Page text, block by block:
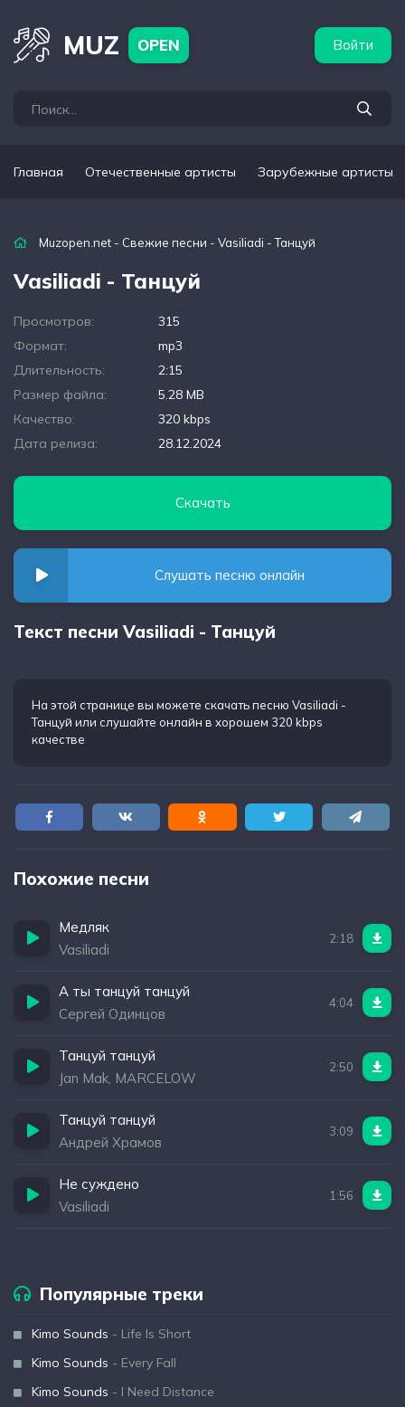
MUZ OPEN Войти
Главная Отечественные артисты Зарубежные артисты
Muzopen.net - Свежие песни - Vasiliadi - Танцуй
Vasiliadi - Танцуй
Просмотров:
315
Формат:
mp3
Длительность:
2:15
Размер файла:
5.28 MB
Качество:
320 kbps
Дата релиза:
28.12.2024
Скачать
Слушать песню онлайн
Текст песни Vasiliadi - Танцуй
На этой странице вы можете скачать песню Vasiliadi -
Танцуй или слушайте онлайн в хорошем 320 kbps
качестве
Похожие песни
Медляк
Vasiliadi
2:18
А ты танцуй танцуй
Сергей Одинцов
4:04
Танцуй танцуй
Jan Mak, MARCELOW
2:50
Танцуй танцуй
Андрей Храмов
3:09
Не суждено
Vasiliadi
1:56
Популярные треки
Kimo Sounds - Life Is Short
Kimo Sounds - Every Fall
Kimo Sounds - I Need Distance
артисты Популярные подборки